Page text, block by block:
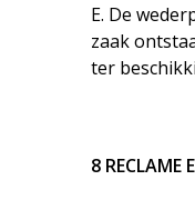
E. De
zaak
ter
8 RECLAME